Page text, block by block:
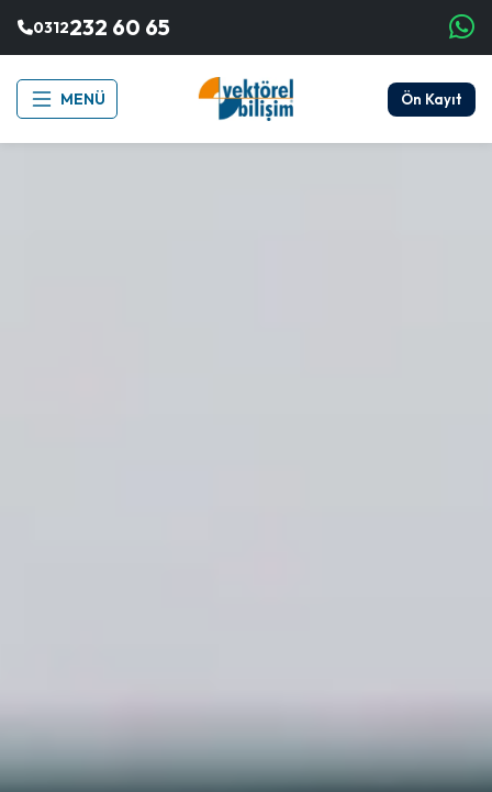
0312232 60 65
MENÜ Ön Kayıt